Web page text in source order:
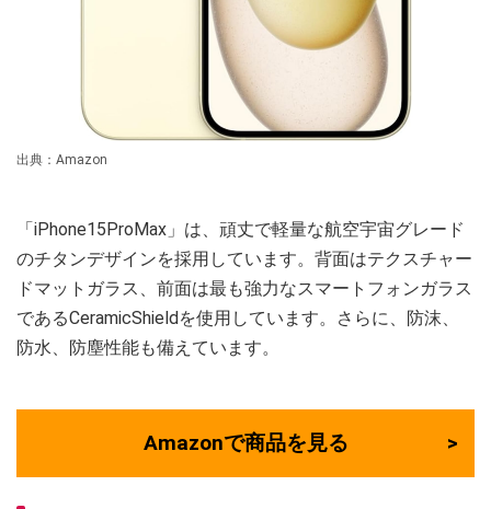
出典：Amazon
「iPhone15ProMax」は、頑丈で軽量な航空宇宙グレード
のチタンデザインを採用しています。背面はテクスチャー
ドマットガラス、前面は最も強力なスマートフォンガラス
であるCeramicShieldを使用しています。さらに、防沫、
防水、防塵性能も備えています。
Amazonで商品を見る